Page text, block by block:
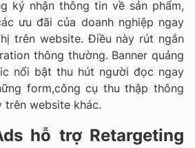
ký nhận thông tin về sản phẩm,
ưu đãi của doanh nghiệp ngay
trên website. Điều này rút ngắn
thông thường. Banner quảng
nổi bật thu hút người đọc ngay
form,công cụ thu thập thông
trên website khác.
hỗ trợ Retargeting